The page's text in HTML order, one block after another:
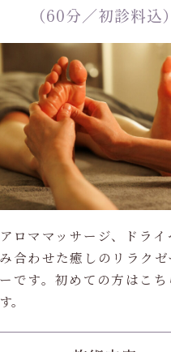
（60分／初診料込）
ロママッサージ、ドライ
合わせた癒しのリラクゼ
です。初めての方はこ
。